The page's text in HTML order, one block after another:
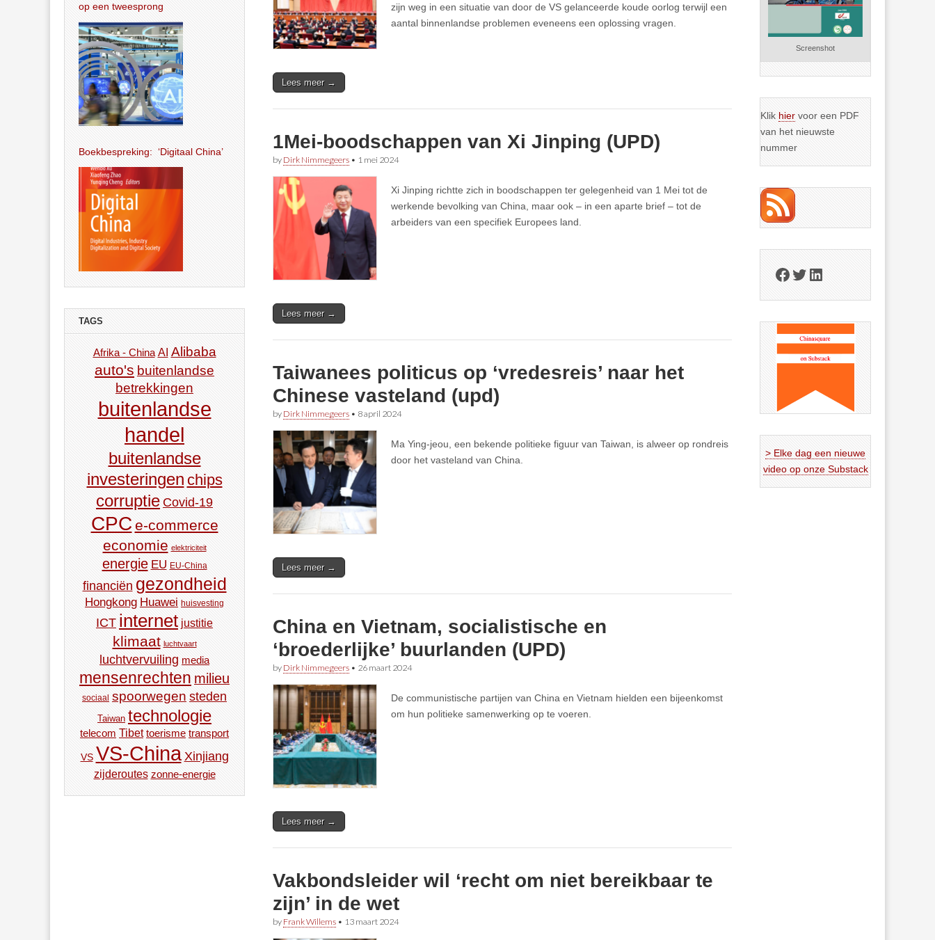
zijn weg in een situatie van door de VS gelanceerde koude oorlog terwijl een
aantal binnenlandse problemen eveneens een oplossing vragen.
Lees meer →
1Mei-boodschappen van Xi Jinping (UPD)
by Dirk Nimmegeers • 1 mei 2024
Xi Jinping richtte zich in boodschappen ter gelegenheid van 1 Mei tot de
werkende bevolking van China, maar ook – in een aparte brief – tot de
arbeiders van een specifiek Europees land.
Lees meer →
Taiwanees politicus op ‘vredesreis’ naar het
Chinese vasteland (upd)
by Dirk Nimmegeers • 8 april 2024
Ma Ying-jeou, een bekende politieke figuur van Taiwan, is alweer op rondreis
door het vasteland van China.
Lees meer →
China en Vietnam, socialistische en
‘broederlijke’ buurlanden (UPD)
by Dirk Nimmegeers • 26 maart 2024
De communistische partijen van China en Vietnam hielden een bijeenkomst
om hun politieke samenwerking op te voeren.
Lees meer →
Vakbondsleider wil ‘recht om niet bereikbaar te
zijn’ in de wet
by Frank Willems • 13 maart 2024
op een tweesprong
Boekbespreking: ‘Digitaal China’
TAGS
Afrika - China AI Alibaba
auto's buitenlandse
betrekkingen
buitenlandse
handel
buitenlandse
investeringen chips
corruptie Covid-19
CPC e-commerce
economie elektriciteit
energie EU EU-China
financiën gezondheid
Hongkong Huawei huisvesting
ICT internet justitie
klimaat luchtvaart
luchtvervuiling media
mensenrechten milieu
sociaal spoorwegen steden
Taiwan technologie
telecom Tibet toerisme transport
VS VS-China Xinjiang
zijderoutes zonne-energie
Screenshot
Klik hier voor een PDF
van het nieuwste
nummer
Facebook
Twitter
LinkedIn
> Elke dag een nieuwe
video op onze Substack